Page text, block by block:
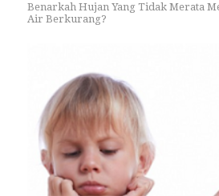
Benarkah Hujan Yang Tidak Merata
Air Berkurang?